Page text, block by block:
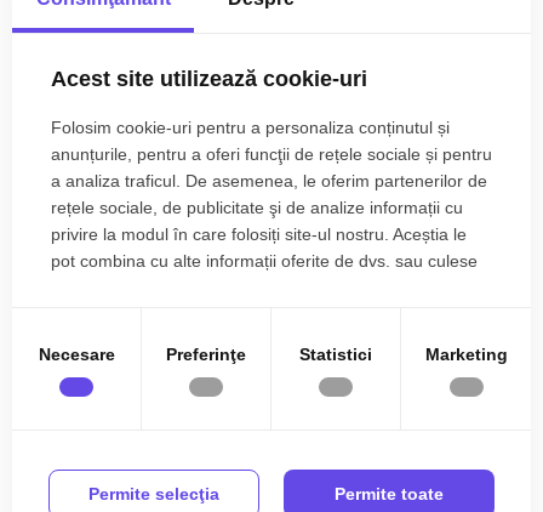
de confidentialitate
Acest site utilizează cookie-uri
Folosim cookie-uri pentru a personaliza conținutul și
anunțurile, pentru a oferi funcţii de rețele sociale și pentru
a analiza traficul. De asemenea, le oferim partenerilor de
rețele sociale, de publicitate şi de analize informații cu
privire la modul în care folosiți site-ul nostru. Aceștia le
pot combina cu alte informații oferite de dvs. sau culese
Necesare Preferinţe Statistici Marketing
Permite selecţia Permite toate